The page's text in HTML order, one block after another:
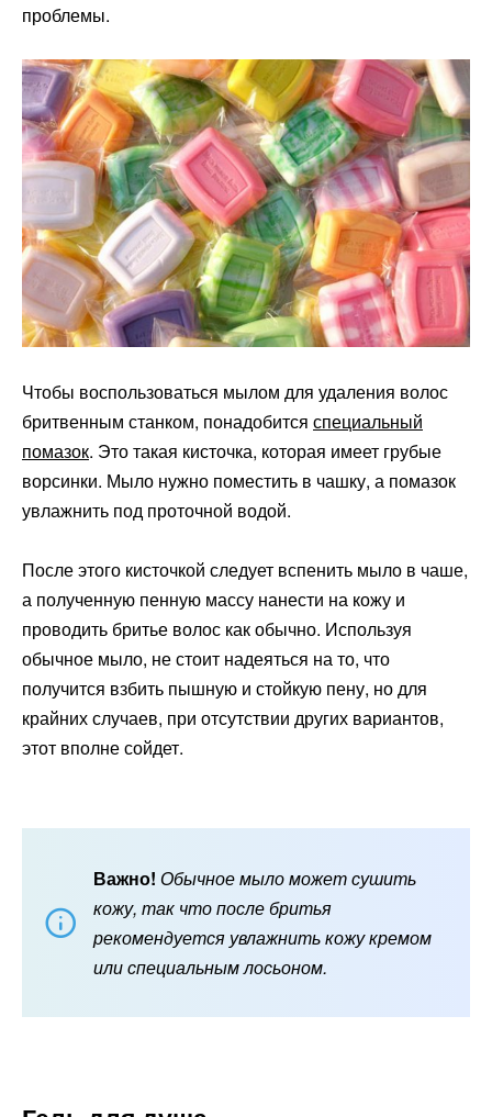
проблемы.
Чтобы воспользоваться мылом для удаления волос
бритвенным станком, понадобится специальный
помазок. Это такая кисточка, которая имеет грубые
ворсинки. Мыло нужно поместить в чашку, а помазок
увлажнить под проточной водой.
После этого кисточкой следует вспенить мыло в чаше,
а полученную пенную массу нанести на кожу и
проводить бритье волос как обычно. Используя
обычное мыло, не стоит надеяться на то, что
получится взбить пышную и стойкую пену, но для
крайних случаев, при отсутствии других вариантов,
этот вполне сойдет.
Важно! Обычное мыло может сушить
кожу, так что после бритья
рекомендуется увлажнить кожу кремом
или специальным лосьоном.